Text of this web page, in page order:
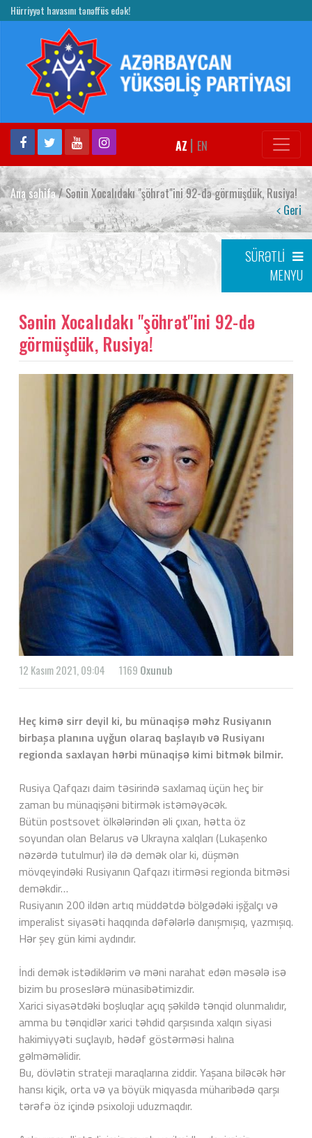
Hürriyyət havasını tənəffüs edək!
AZ | EN
Ana səhifə/ Sənin Xocalıdakı "şöhrət"ini 92-də görmüşdük, Rusiya!
Geri
SÜRƏTLİ
MENYU
Sənin Xocalıdakı "şöhrət"ini 92-də
görmüşdük, Rusiya!
12 Kasım 2021, 09:04 1169 Oxunub
Heç kimə sirr deyil ki, bu münaqişə məhz Rusiyanın
birbaşa planına uyğun olaraq başlayıb və Rusiyanı
regionda saxlayan hərbi münaqişə kimi bitmək bilmir.
Rusiya Qafqazı daim təsirində saxlamaq üçün heç bir
zaman bu münaqişəni bitirmək istəməyəcək.
Bütün postsovet ölkələrindən əli çıxan, hətta öz
soyundan olan Belarus və Ukrayna xalqları (Lukaşenko
nəzərdə tutulmur) ilə də demək olar ki, düşmən
mövqeyindəki Rusiyanın Qafqazı itirməsi regionda bitməsi
deməkdir…
Rusiyanın 200 ildən artıq müddətdə bölgədəki işğalçı və
imperalist siyasəti haqqında dəfələrlə danışmışıq, yazmışıq.
Hər şey gün kimi aydındır.
İndi demək istədiklərim və məni narahat edən məsələ isə
bizim bu proseslərə münasibətimizdir.
Xarici siyasətdəki boşluqlar açıq şəkildə tənqid olunmalıdır,
amma bu tənqidlər xarici təhdid qarşısında xalqın siyasi
hakimiyyəti suçlayıb, hədəf göstərməsi halına
gəlməməlidir.
Bu, dövlətin strateji maraqlarına ziddir. Yaşana biləcək hər
hansı kiçik, orta və ya böyük miqyasda müharibədə qarşı
tərəfə öz içində psixoloji uduzmaqdır.